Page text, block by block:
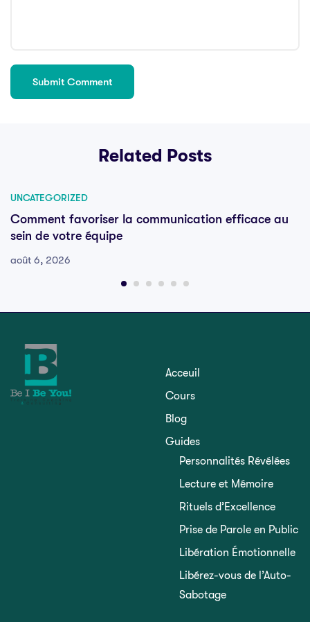
Related Posts
UNCATEGORIZED
Comment favoriser la communication efficace au
sein de votre équipe
août 6, 2026
Acceuil
Cours
Blog
Guides
Personnalités Révélées
Lecture et Mémoire
Rituels d’Excellence
Prise de Parole en Public
Libération Émotionnelle
Libérez-vous de l’Auto-
Sabotage